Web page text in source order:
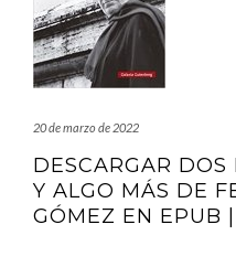
20 de marzo de 2022
DESCARGAR
Y ALGO MÁS DE
GÓMEZ EN EPUB